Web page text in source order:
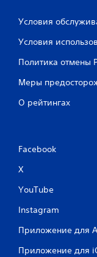
Условия
Условия
Политика отмены
Меры
О рейтингах
Facebook
X
YouTube
Instagram
Приложение для
Приложение для